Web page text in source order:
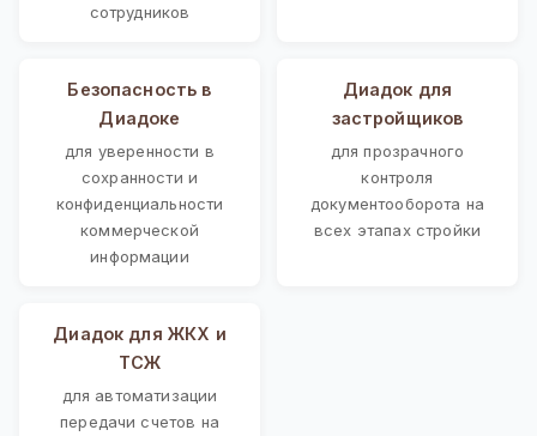
сотрудников
Безопасность в
Диадоке
для уверенности в
сохранности и
конфиденциальности
коммерческой
информации
Диадок для
застройщиков
для прозрачного
контроля
документооборота на
всех этапах стройки
Диадок для ЖКХ и
ТСЖ
для автоматизации
передачи счетов на